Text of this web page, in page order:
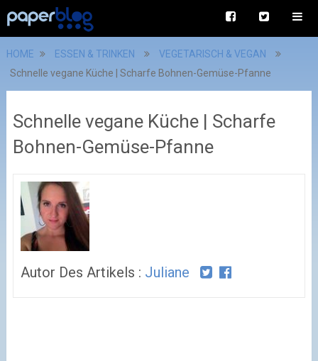
HOME ESSEN & TRINKEN
VEGETARISCH & VEGAN
Schnelle vegane Küche | Scharfe Bohnen-Gemüse-Pfanne
Schnelle vegane Küche | Scharfe
Bohnen-Gemüse-Pfanne
Autor Des Artikels : Juliane